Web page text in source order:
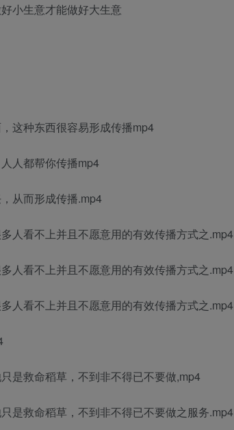
小生意才能做好大生意
这种东西很容易形成传播mp4
人都帮你传播mp4
从而形成传播.mp4
人看不上并且不愿意用的有效传播方式之.mp4
人看不上并且不愿意用的有效传播方式之.mp4
人看不上并且不愿意用的有效传播方式之.mp4
是救命稻草，不到非不得已不要做,mp4
是救命稻草，不到非不得已不要做之服务.mp4